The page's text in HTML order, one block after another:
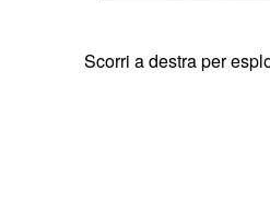
Scorri a destra per